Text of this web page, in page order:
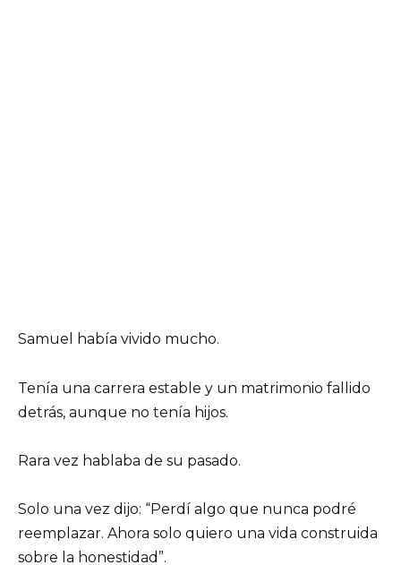
Samuel había vivido mucho.
Tenía una carrera estable y un matrimonio fallido
detrás, aunque no tenía hijos.
Rara vez hablaba de su pasado.
Solo una vez dijo: “Perdí algo que nunca podré
reemplazar. Ahora solo quiero una vida construida
sobre la honestidad”.